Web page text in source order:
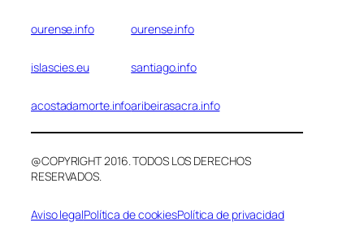
ourense.info ourense.info
islascies.eu santiago.info
acostadamorte.infoaribeirasacra.info
@COPYRIGHT 2016. TODOS LOS DERECHOS
RESERVADOS.
Aviso legalPolítica de cookiesPolítica de privacidad